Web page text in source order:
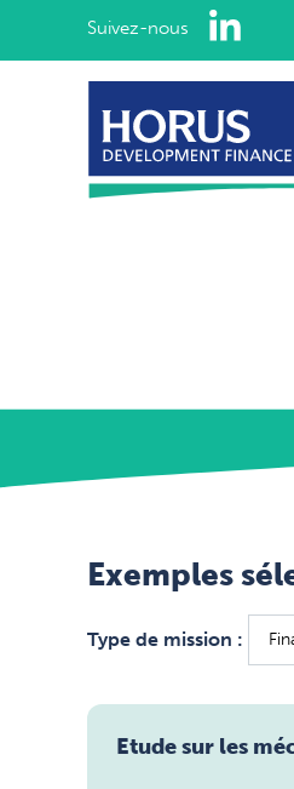
Suivez-nous
Exemples
Type de mission :
Etude sur les